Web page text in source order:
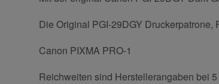
Die Original PGI-29DGY Druckerpatrone,
Canon PIXMA PRO-1
Reichweiten sind Herstellerangaben bei